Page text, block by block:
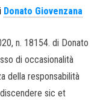
Donato Giovenzana
n. 18154. di Donato
di occasionalità
della responsabilità
sic et